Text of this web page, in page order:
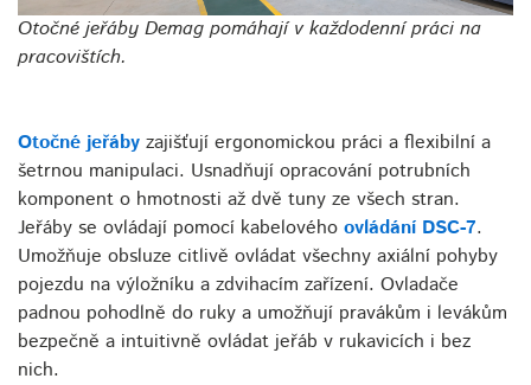
Otočné jeřáby Demag pomáhají v každodenní práci na
pracovištích.
Otočné jeřáby zajišťují ergonomickou práci a flexibilní a
šetrnou manipulaci. Usnadňují opracování potrubních
komponent o hmotnosti až dvě tuny ze všech stran.
Jeřáby se ovládají pomocí kabelového ovládání DSC-7.
Umožňuje obsluze citlivě ovládat všechny axiální pohyby
pojezdu na výložníku a zdvihacím zařízení. Ovladače
padnou pohodlně do ruky a umožňují pravákům i levákům
bezpečně a intuitivně ovládat jeřáb v rukavicích i bez
nich.